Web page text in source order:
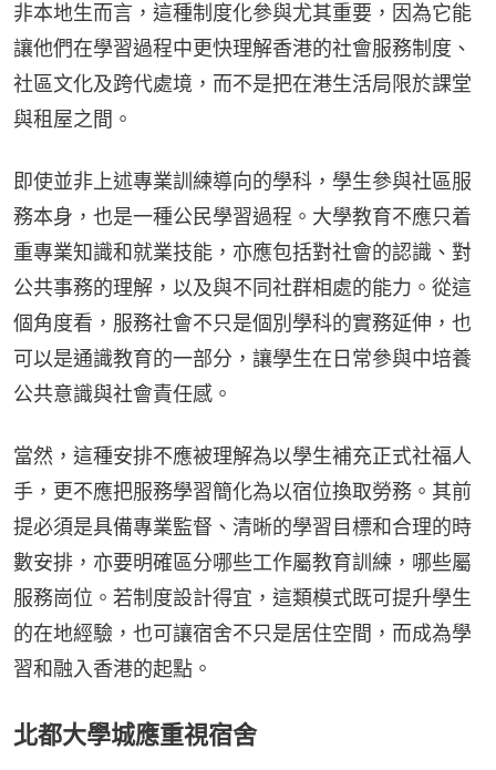
非本地生而言，這種制度化參與尤其重要，因為它能
讓他們在學習過程中更快理解香港的社會服務制度、
社區文化及跨代處境，而不是把在港生活局限於課堂
與租屋之間。
即使並非上述專業訓練導向的學科，學生參與社區服
務本身，也是一種公民學習過程。大學教育不應只着
重專業知識和就業技能，亦應包括對社會的認識、對
公共事務的理解，以及與不同社群相處的能力。從這
個角度看，服務社會不只是個別學科的實務延伸，也
可以是通識教育的一部分，讓學生在日常參與中培養
公共意識與社會責任感。
當然，這種安排不應被理解為以學生補充正式社福人
手，更不應把服務學習簡化為以宿位換取勞務。其前
提必須是具備專業監督、清晰的學習目標和合理的時
數安排，亦要明確區分哪些工作屬教育訓練，哪些屬
服務崗位。若制度設計得宜，這類模式既可提升學生
的在地經驗，也可讓宿舍不只是居住空間，而成為學
習和融入香港的起點。
北都大學城應重視宿舍